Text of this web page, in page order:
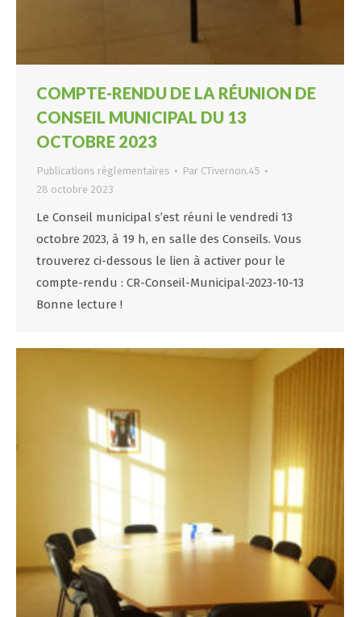
COMPTE-RENDU DE LA RÉUNION DE
CONSEIL MUNICIPAL DU 13
OCTOBRE 2023
Publications réglementaires Par CTivernon.45
28 octobre 2023
Le Conseil municipal s’est réuni le vendredi 13
octobre 2023, à 19 h, en salle des Conseils. Vous
trouverez ci-dessous le lien à activer pour le
compte-rendu : CR-Conseil-Municipal-2023-10-13
Bonne lecture !